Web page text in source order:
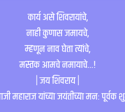
कार्य असे शिवरायांचे,
नाही कुणास जमायचे,
म्हणून नाव घेता त्यांचे,
मस्तक आमचे नमायाचे…!
| जय शिवराय |
महाराज यांच्या जयंतीच्या मनः पूर्वक